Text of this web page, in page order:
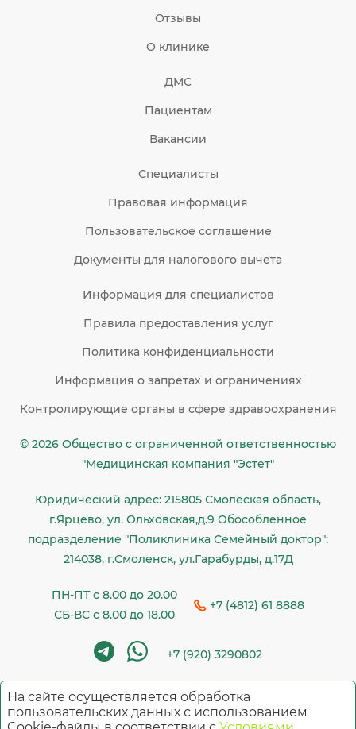
Отзывы
О клинике
ДМС
Пациентам
Вакансии
Специалисты
Правовая информация
Пользовательское соглашение
Документы для налогового вычета
Информация для специалистов
Правила предоставления услуг
Политика конфиденциальности
Информация о запретах и ограничениях
Контролирующие органы в сфере здравоохранения
© 2026 Общество c ограниченной ответственностью
"Медицинская компания "Эстет"
Юридический адрес: 215805 Смолеская область,
г.Ярцево, ул. Ольховская,д.9 Обособленное
подразделение "Поликлиника Семейный доктор":
214038, г.Смоленск, ул.Гарабурды, д.17Д
ПН-ПТ с 8.00 до 20.00
СБ-ВС с 8.00 до 18.00
+7 (4812) 61 8888
+7 (920) 3290802
Имеются противопоказания. Необходима
На сайте осуществляется обработка
пользовательских данных с использованием